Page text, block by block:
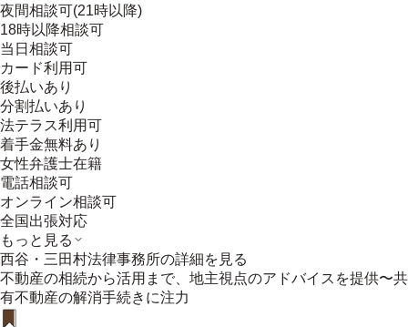
夜間相談可(21時以降)
18時以降相談可
当日相談可
カード利用可
後払いあり
分割払いあり
法テラス利用可
着手金無料あり
女性弁護士在籍
電話相談可
オンライン相談可
全国出張対応
もっと見る
西谷・三田村法律事務所の詳細を見る
不動産の相続から活用まで、地主視点のアドバイスを提供〜共
有不動産の解消手続きに注力